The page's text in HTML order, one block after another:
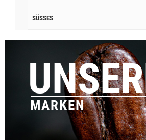
SÜSSES
MARKEN